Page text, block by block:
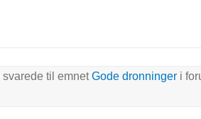
svarede til emnetGode dronninger i